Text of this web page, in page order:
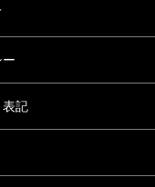
表記